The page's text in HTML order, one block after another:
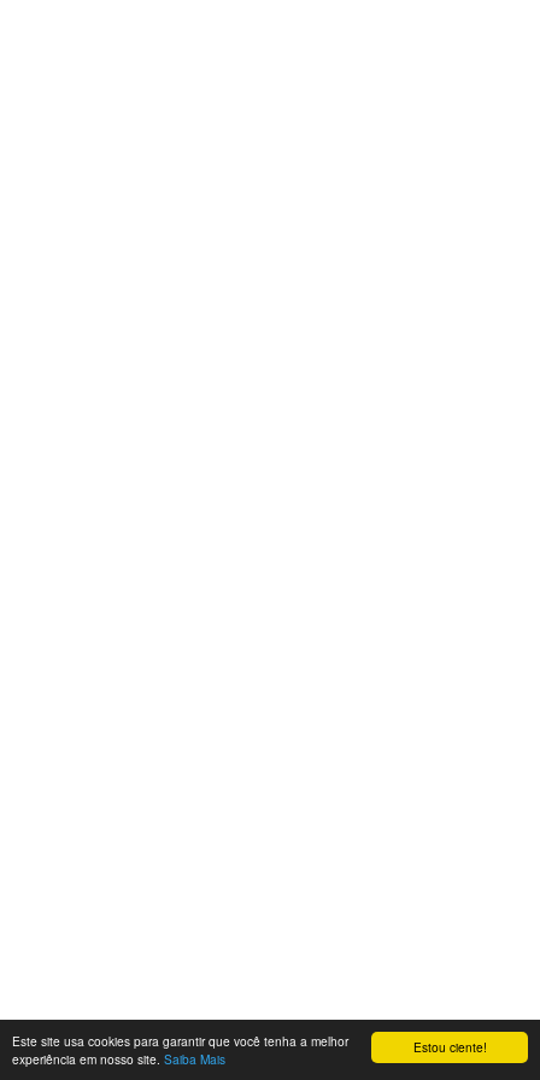
Estou ciente!
Este site usa cookies para garantir que você tenha a melhor
experiência em nosso site. Saiba Mais